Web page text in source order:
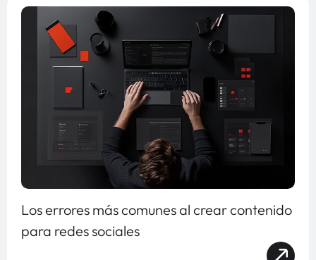
Los errores más comunes al crear contenido
para redes sociales